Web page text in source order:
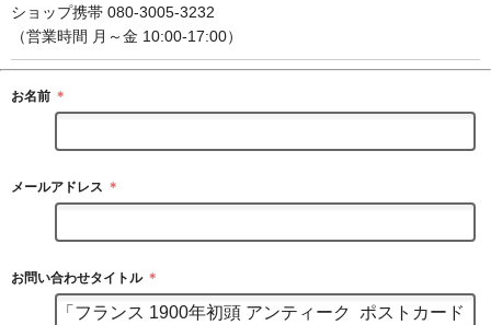
ショップ携帯 080-3005-3232
（営業時間 月～金 10:00-17:00）
お名前 ＊
メールアドレス ＊
お問い合わせタイトル ＊